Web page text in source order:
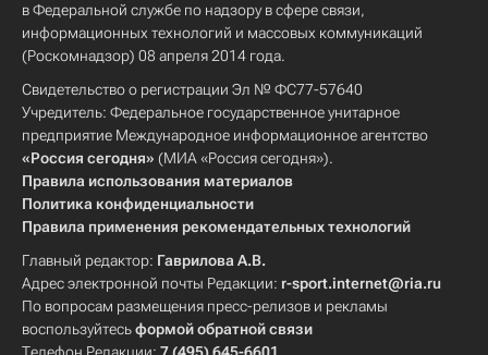
в Федеральной службе по надзору в сфере связи,
информационных технологий и массовых коммуникаций
(Роскомнадзор) 08 апреля 2014 года.
Свидетельство о регистрации Эл № ФС77-57640
Учредитель: Федеральное государственное унитарное
предприятие Международное информационное агентство
«Россия сегодня» (МИА «Россия сегодня»).
Правила использования материалов
Политика конфиденциальности
Правила применения рекомендательных технологий
Главный редактор: Гаврилова А.В.
Адрес электронной почты Редакции: r-sport.internet@ria.ru
По вопросам размещения пресс-релизов и рекламы
воспользуйтесьформой обратной связи